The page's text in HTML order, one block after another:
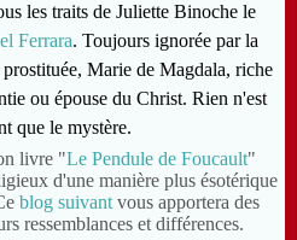
les traits de Juliette Binoche le
Ferrara. Toujours ignorée par la
Marie de Magdala, riche
ou épouse du Christ. Rien n'est
que le mystère.
livre "Le Pendule de Foucault"
d'une manière plus ésotérique
blog suivant vous apportera des
ressemblances et différences.